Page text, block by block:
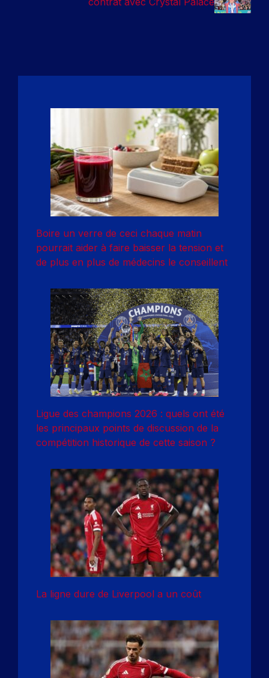
Boire un verre de ceci chaque matin
pourrait aider à faire baisser la tension et
de plus en plus de médecins le conseillent
Ligue des champions 2026 : quels ont été
les principaux points de discussion de la
compétition historique de cette saison ?
La ligne dure de Liverpool a un coût